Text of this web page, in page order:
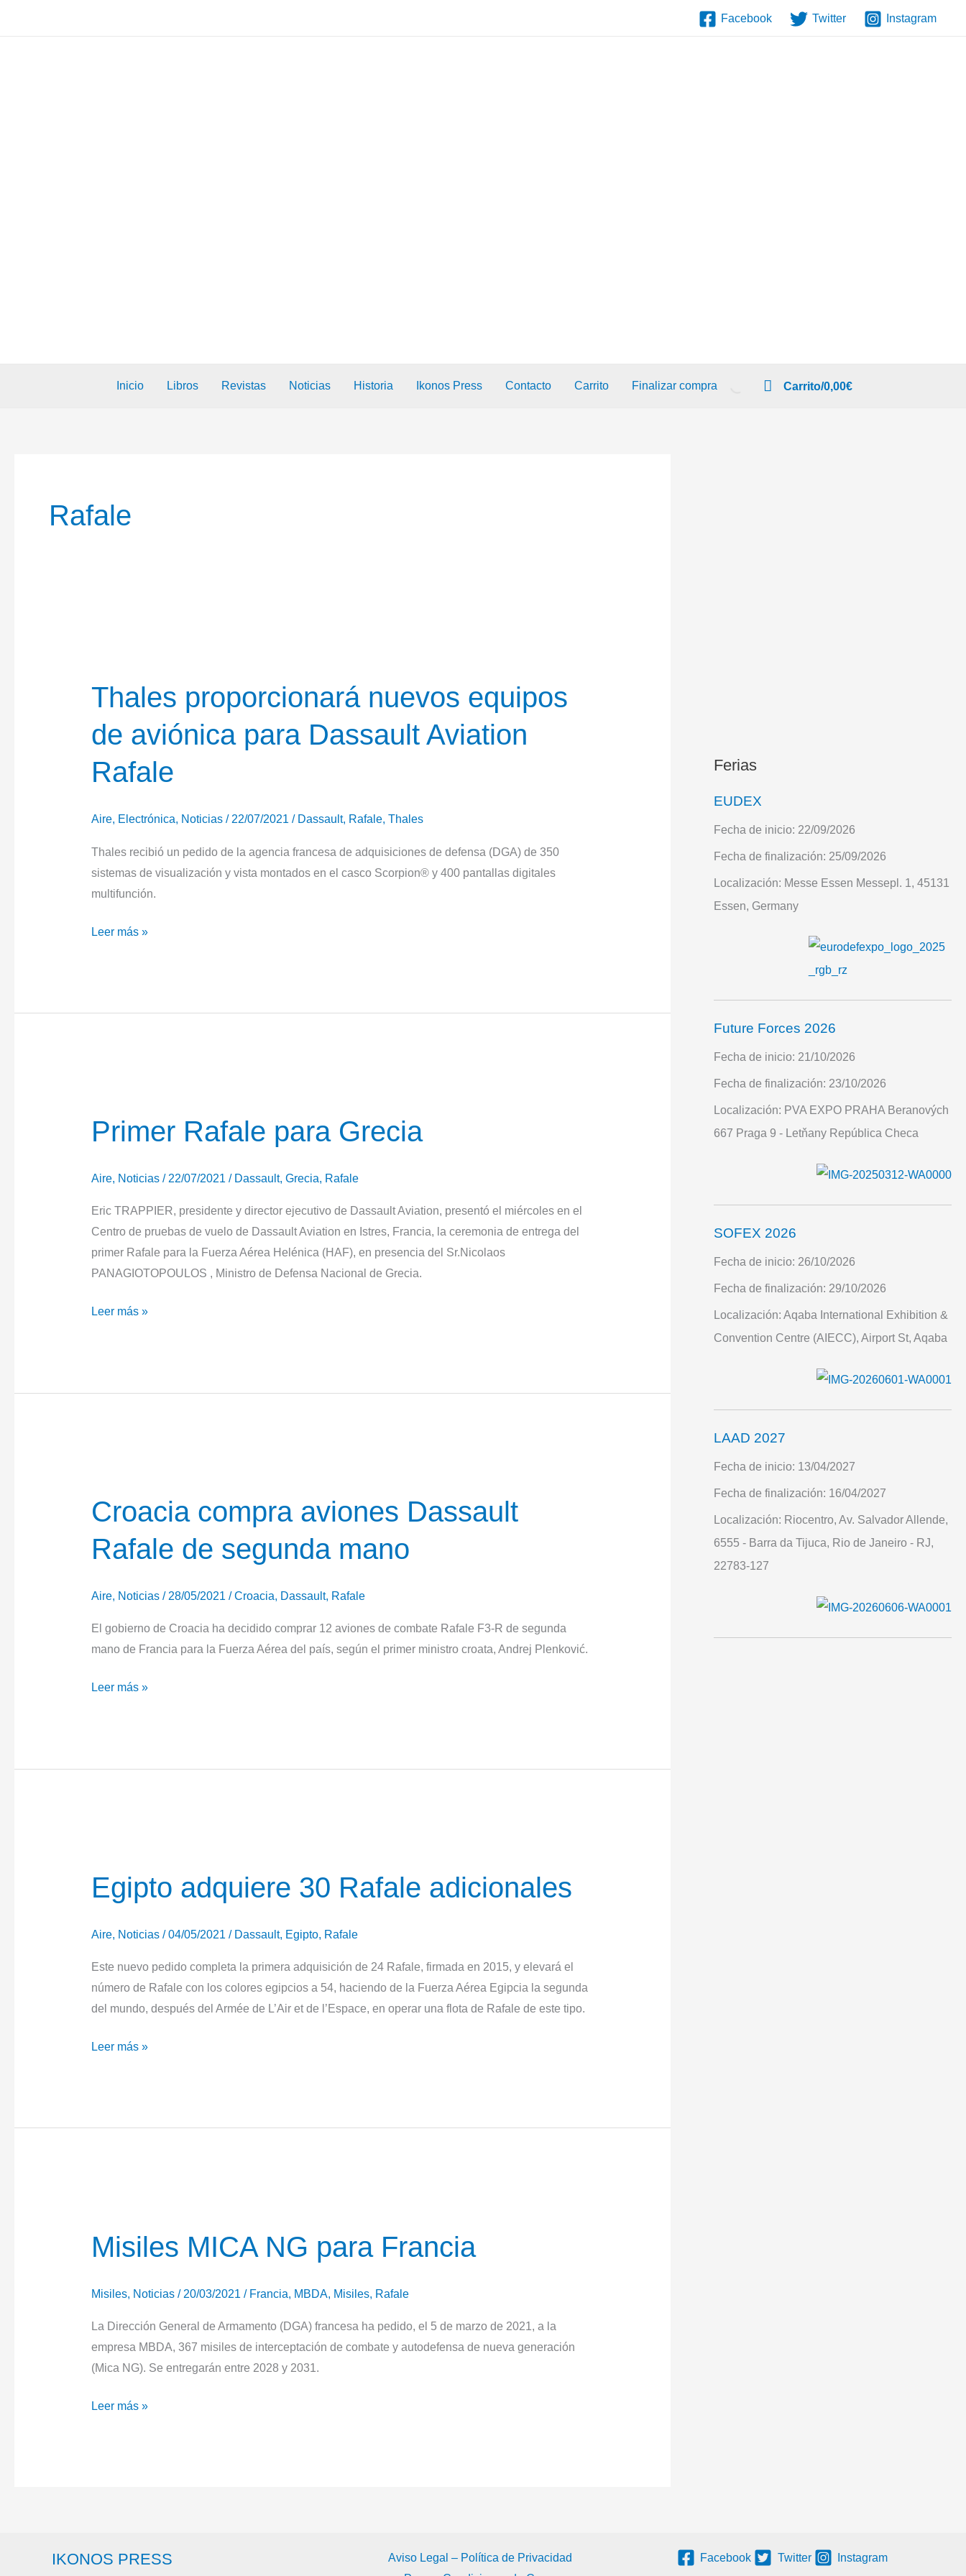
Facebook Twitter Instagram
Inicio Libros Revistas Noticias Historia Ikonos Press Contacto Carrito Finalizar compra Carrito/0,00€
Rafale
Thales proporcionará nuevos equipos
de aviónica para Dassault Aviation
Rafale
Aire, Electrónica, Noticias/22/07/2021 / Dassault, Rafale, Thales
Thales recibió un pedido de la agencia francesa de adquisiciones de defensa (DGA) de 350
sistemas de visualización y vista montados en el casco Scorpion® y 400 pantallas digitales
multifunción.
Thales
de
Rafale
Leer más »
Primer Rafale para Grecia
Aire, Noticias/ 22/07/2021 / Dassault, Grecia, Rafale
Eric TRAPPIER, presidente y director ejecutivo de Dassault Aviation, presentó el miércoles en el
Centro de pruebas de vuelo de Dassault Aviation en Istres, Francia, la ceremonia de entrega del
primer Rafale para la Fuerza Aérea Helénica (HAF), en presencia del Sr.Nicolaos
PANAGIOTOPOULOS , Ministro de Defensa Nacional de Grecia.
Primer
Leer más »
Croacia compra aviones Dassault
Rafale de segunda mano
Aire, Noticias/ 28/05/2021 /Croacia, Dassault, Rafale
El gobierno de Croacia ha decidido comprar 12 aviones de combate Rafale F3-R de segunda
mano de Francia para la Fuerza Aérea del país, según el primer ministro croata, Andrej Plenković.
Croacia
Rafale
Leer más »
Egipto adquiere 30 Rafale adicionales
Aire, Noticias/04/05/2021 / Dassault, Egipto, Rafale
Este nuevo pedido completa la primera adquisición de 24 Rafale, firmada en 2015, y elevará el
número de Rafale con los colores egipcios a 54, haciendo de la Fuerza Aérea Egipcia la segunda
del mundo, después del Armée de L’Air et de l’Espace, en operar una flota de Rafale de este tipo.
Egipto
adicionales
Leer más »
Misiles MICA NG para Francia
Misiles, Noticias/ 20/03/2021 / Francia, MBDA, Misiles, Rafale
La Dirección General de Armamento (DGA) francesa ha pedido, el 5 de marzo de 2021, a la
empresa MBDA, 367 misiles de interceptación de combate y autodefensa de nueva generación
(Mica NG). Se entregarán entre 2028 y 2031.
Misiles
Leer más »
Ferias
EUDEX
Fecha de inicio: 22/09/2026
Fecha de finalización: 25/09/2026
Localización: Messe Essen Messepl. 1, 45131
Essen, Germany
Future Forces 2026
Fecha de inicio: 21/10/2026
Fecha de finalización: 23/10/2026
Localización: PVA EXPO PRAHA Beranových
667 Praga 9 - Letňany República Checa
SOFEX 2026
Fecha de inicio: 26/10/2026
Fecha de finalización: 29/10/2026
Localización: Aqaba International Exhibition &
Convention Centre (AIECC), Airport St, Aqaba
LAAD 2027
Fecha de inicio: 13/04/2027
Fecha de finalización: 16/04/2027
Localización: Riocentro, Av. Salvador Allende,
6555 - Barra da Tijuca, Rio de Janeiro - RJ,
22783-127
IKONOS PRESS
Aviso Legal – Política de Privacidad
Facebook Twitter Instagram